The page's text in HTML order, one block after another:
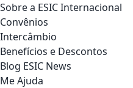
Sobre a ESIC Internacional
Convênios
Intercâmbio
Benefícios e Descontos
Blog ESIC News
Me Ajuda